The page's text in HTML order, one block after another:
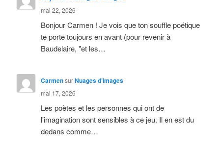
mai 22, 2026
Bonjour Carmen ! Je vois que ton souffle poétique
te porte toujours en avant (pour revenir à
Baudelaire, "et les…
CarmensurNuages d’images
mai 17, 2026
Les poètes et les personnes qui ont de
l'imagination sont sensibles à ce jeu. Il en est du
dedans comme…